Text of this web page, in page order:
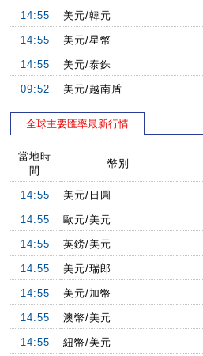
14:55 美元/韓元
14:55 美元/星幣
14:55 美元/泰銖
09:52 美元/越南盾
全球主要匯率最新行情
當地時
間
幣別
14:55 美元/日圓
14:55 歐元/美元
14:55 英鎊/美元
14:55 美元/瑞郎
14:55 美元/加幣
14:55 澳幣/美元
14:55 紐幣/美元